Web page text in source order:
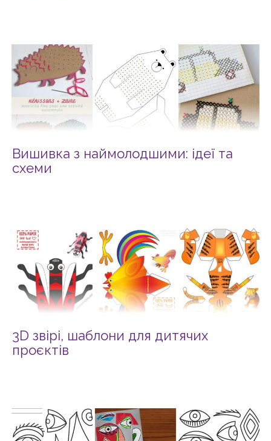
Вишивка з наймолодшими: ідеї та
схеми
3D звірі, шаблони для дитячих
проєктів